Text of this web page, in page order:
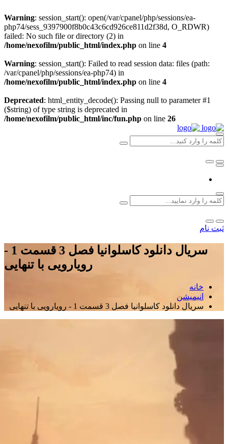
Warning: session_start(): open(/var/cpanel/php/sessions/ea-
php74/sess_9397900f8b0c43c6cd926ce811d2f38d, O_RDWR)
failed: No such file or directory (2) in
/home/nexofilm/public_html/index.php on line 4
Warning: session_start(): Failed to read session data: files (path:
/var/cpanel/php/sessions/ea-php74) in
/home/nexofilm/public_html/index.php on line 4
Deprecated: html_entity_decode(): Passing null to parameter #1
($string) of type string is deprecated in
/home/nexofilm/public_html/inc/fun.php on line 26
ثبت نام
سریال دانلود کاسلوانیا فصل 3 قسمت 1 -
رویارویی با تنهایی
خانه
انیمیشن
سریال دانلود کاسلوانیا فصل 3 قسمت 1 - رویارویی با تنهایی